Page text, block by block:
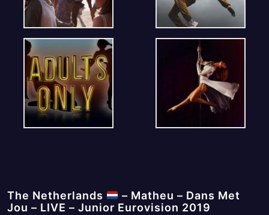
The Netherlands
– Matheu – Dans Met
Jou – LIVE – Junior Eurovision 2019